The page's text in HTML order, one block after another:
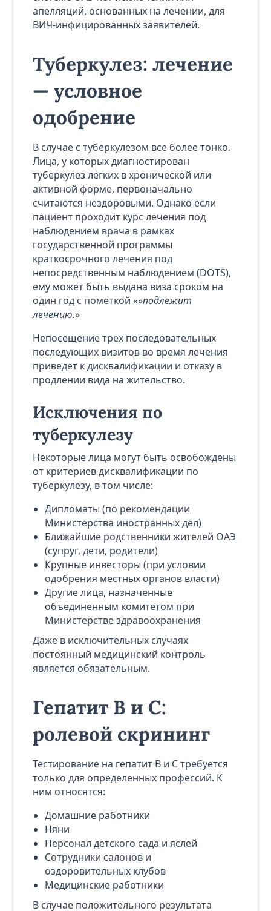
апелляций, основанных на лечении, для
ВИЧ-инфицированных заявителей.
Туберкулез: лечение
— условное
одобрение
В случае с туберкулезом все более тонко.
Лица, у которых диагностирован
туберкулез легких в хронической или
активной форме, первоначально
считаются нездоровыми. Однако если
пациент проходит курс лечения под
наблюдением врача в рамках
государственной программы
краткосрочного лечения под
непосредственным наблюдением (DOTS),
ему может быть выдана виза сроком на
один год с пометкой «»подлежит
лечению.»
Непосещение трех последовательных
последующих визитов во время лечения
приведет к дисквалификации и отказу в
продлении вида на жительство.
Исключения по
туберкулезу
Некоторые лица могут быть освобождены
от критериев дисквалификации по
туберкулезу, в том числе:
Дипломаты (по рекомендации
Министерства иностранных дел)
Ближайшие родственники жителей ОАЭ
(супруг, дети, родители)
Крупные инвесторы (при условии
одобрения местных органов власти)
Другие лица, назначенные
объединенным комитетом при
Министерстве здравоохранения
Даже в исключительных случаях
постоянный медицинский контроль
является обязательным.
Гепатит B и C:
ролевой скрининг
Тестирование на гепатит B и C требуется
только для определенных профессий. К
ним относятся:
Домашние работники
Няни
Персонал детского сада и яслей
Сотрудники салонов и
оздоровительных клубов
Медицинские работники
В случае положительного результата